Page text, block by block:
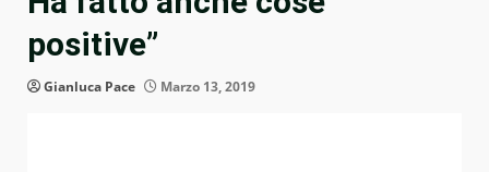
positive”
Gianluca Pace Marzo 13, 2019